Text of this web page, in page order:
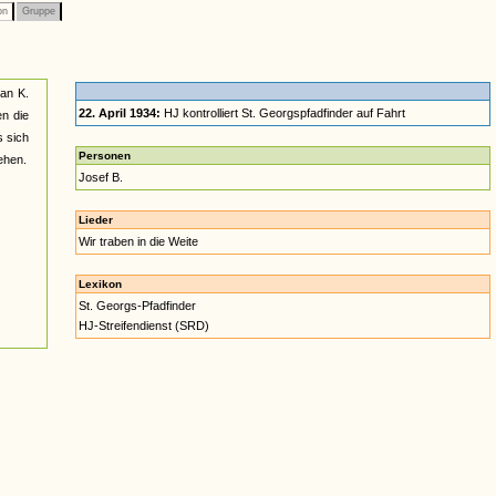
Gruppe
K.
die
sich
22. April 1934: HJ kontrolliert St. Georgspfadfinder auf Fahrt
Personen
Josef B.
Lieder
Wir traben in die Weite
Lexikon
St. Georgs-Pfadfinder
HJ-Streifendienst (SRD)